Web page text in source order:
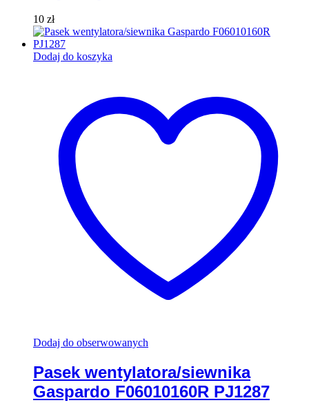
10 zł
Dodaj do koszyka
Dodaj do obserwowanych
Pasek wentylatora/siewnika
Gaspardo F06010160R PJ1287